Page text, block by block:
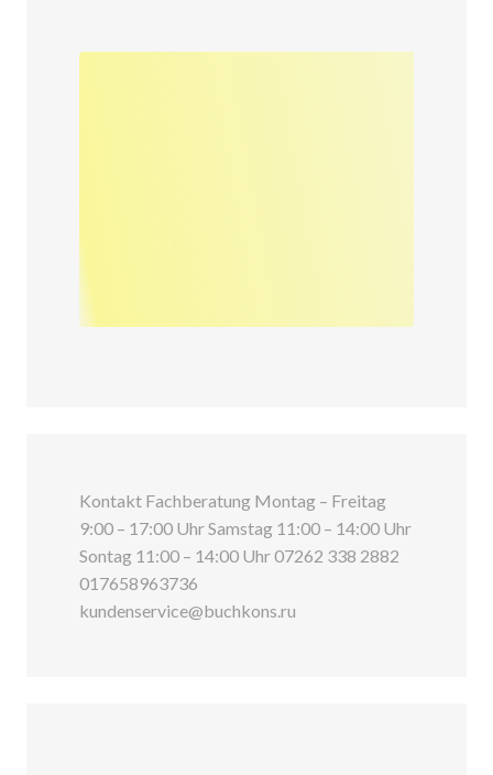
Kontakt Fachberatung Montag – Freitag
9:00 – 17:00 Uhr Samstag 11:00 – 14:00 Uhr
Sontag 11:00 – 14:00 Uhr 07262 338 2882
017658963736
kundenservice@buchkons.ru